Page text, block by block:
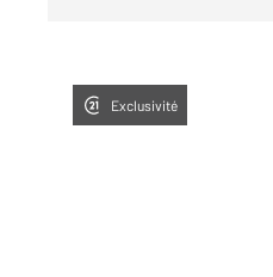
Exclusivité